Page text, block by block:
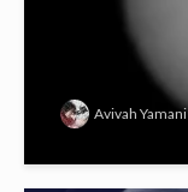
Avivah Yamani